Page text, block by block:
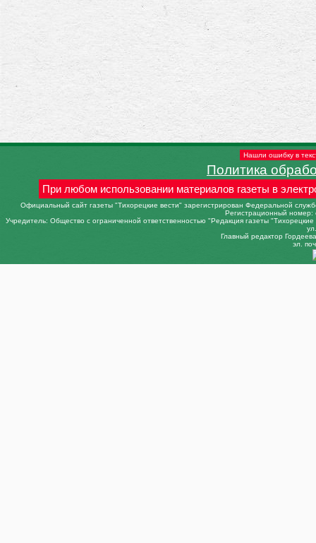
Нашли ошибку в
Политика
При любом использовании материалов газеты в
Официальный сайт газеты "Тихорецкие вести" зарегистрирован Федеральной
Регистрационный
Учредитель: Общество с ограниченной ответственностью "Редакция газеты
Главный редактор
эл.